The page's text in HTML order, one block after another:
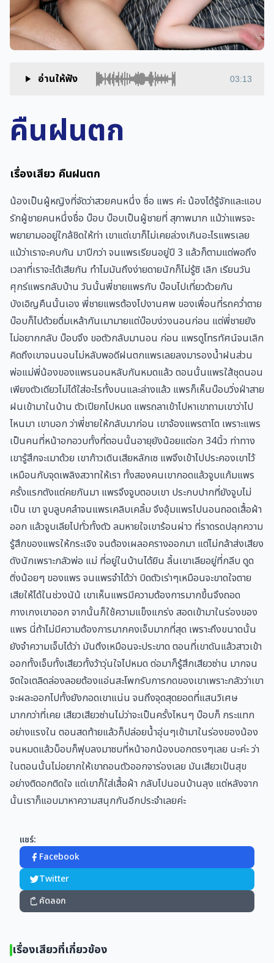
อ่านให้ฟัง 03:13
คืนฝนตก
เรื่องเสียว คืนฝนตก
น้องเป็นผู้หญิงที่จัดว่าสวยคนหนึ่ง ชื่อ แพร ค่ะ น้องได้รู้จักและแอบ
รักผู้ชายคนหนึ่งชื่อ บ๊อบ บ๊อบเป็นผู้ชายที่ สุภาพมาก แม้ว่าแพรจะ
พยายามออยู่ใกล้ชิดให้ท่า เขาแต่เขาก็ไม่เคยล่วงเกินอะไรแพรเลย
แม้ว่าเราจะคบกัน มาปีกว่า จนแพรเรียนอยู่ปี 3 แล้วก็ตามแต่พอถึง
เวลาที่เราจะได้เสียกัน ทำไมมันถึงง่ายดายนักก็ไม่รู้ซิ เลิก เรียนวัน
ศุกร์แพรกลับบ้าน วันนั้นพี่ชายแพรกับ บ๊อบไปเที่ยวด้วยกัน
บังเอิญคืนนั้นเอง พี่ชายแพรต้องไปงานศพ ของเพื่อนที่รถคว่ำตาย
บ๊อบก็ไปด้วยดื่มเหล้ากันเมามายแต่บ๊อบง่วงนอนก่อน แต่พี่ชายยัง
ไม่อยากกลับ บ๊อบจึง ขอตัวกลับมานอน ก่อน แพรดูโทรทัศน์จนเลิก
คิดถึงเขาจนนอนไม่หลับพอดีฝนตกแพรเลยลงมารองน้ำฝนส่วน
พ่อแม่พี่น้องของแพรนอนหลับกันหมดแล้ว ตอนนั้นแพรใส้ชุดนอน
เพียงตัวเดียวไม่ได้ใส่อะไรทั้งบนและล่างแล้ว แพรก็เห็นบ๊อบวิ่งฝ่าสาย
ฝนเข้ามาในบ้าน ตัวเปียกไปหมด แพรถลาเข้าไปหาเขาถามเขาว่าไป
ไหนมา เขาบอก ว่าพี่ชายให้กลับมาก่อน เขาจ้องแพรตาโต เพราะแพร
เป็นคนที่หน้าอกอวบทั้งที่ตอนนั้นอายุยังน้อยแต่อก 34นิ้ว ท่าทาง
เขารู้สึกจะเมาด้วย เขาก้าวเดินเสียหลักเซ แพจึงเข้าไปประคองเขาไว้
เหมือนกับจุดเพลิงสวาทให้เรา ทั้งสองคนเขากอดแล้วจูบแก้มแพร
ครั้งแรกตังแต่คยกันมา แพรจึงจูบตอบเขา ประกบปากที่ยังจูบไม่
เป็น เขา จูบลูบคลำจนแพรเคลิบเคลิ้ม จึงอุ้มแพรไปนอนถอดเสื้อผ้า
ออก แล้วจูบเลียไปทั่วทั้งตัว ลมหายใจเขาร้อนผ่าว ที่ราดรดปลุกความ
รู้สึกของแพรให้กระเจิง จนต้องเผลอครางออกมา แต่ไม่กล้าส่งเสียง
ดังนักเพราะกลัวพ่อ แม่ ที่อยู่ในบ้านได้ยิน ลิ้นเขาเลียอยู่ที่กลีบ ดูด
ติ่งน้อยๆ ของแพร จนแพรจำได้ว่า บิดตัวเร่าๆเหมือนจะขาดใจตาย
เสียให้ได้ในช่วงนัน้ เขาเห็นแพรมีความต้องการมากขึ้นจึงถอด
กางเกงเขาออก จากนั้นก็ใช้ความแข็งแกร่ง สอดเข้ามาในร่องของ
แพร นี่ถ้าไม่มีความต้องการมากคงเจ็บมากที่สุด เพราะถึงขนาดนั้น
ยังจำความเจ็บได้ว่า มันตึงเหมือนจะประขาด ตอนที่เขาดันแล้วสาวเข้า
ออกทั้งเจ็บทั้งเสียวทั้งว้าวุ่นใจไปหมด ต่อมาก็รู้สึกเสียวซ่าน มากจน
จิตใจเตลิดล่องลอยต้องแอ่นสะโพกรับการกดของเขาเพราะกลัวว่าเขา
จะผละออกไปทั้งยังกอดเขาแน่น จนถึงจุดสุดยอดที่แสนวิเศษ
มากกว่าที่เคย เสียวเสียวซ่านไม่ว่าจะเป็นครั้งไหนๆ บ๊อบก็ กระแทก
อย่างแรงใน ตอนสดท้ายแล้วก็ปล่อยน้ำอุ่นๆเข้ามาในร่องของน้อง
จนหมดแล้วบ็อบก็ฟุบลงมาซบที่หน้าอกน้องบอกตรงๆเลย นะค่ะ ว่า
ในตอนนั้นไม่อยากให้เขาถอนตัวออกจาร่องเลย มันเสียวเป้นสุข
อย่างติดอกติดใจ แต่เขาก็ใส่เสื้อผ้า กลับไปนอนบ้านลุง แต่หลังจาก
นั้นเราก็แอบมาหาความสนุกกันอีกประจำเลยค่ะ
แชร์:
Facebook
Twitter
คัดลอก
เรื่องเสียวที่เกี่ยวข้อง